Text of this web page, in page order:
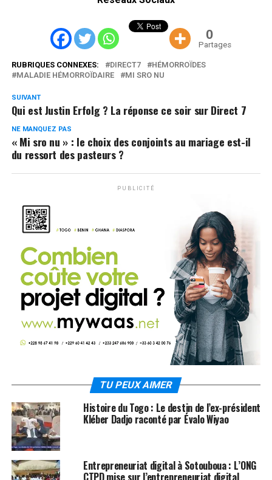
0
Partages
RUBRIQUES CONNEXES: DIRECT7
HÉMORROÏDES
MALADIE HÉMORROÏDAIRE
MI SRO NU
SUIVANT
Qui est Justin Erfolg ? La réponse ce soir sur Direct 7
NE MANQUEZ PAS
« Mi sro nu » : le choix des conjoints au mariage est-il
du ressort des pasteurs ?
PUBLICITÉ
TU PEUX AIMER
Histoire du Togo : Le destin de l’ex-président
Kléber Dadjo raconté par Évalo Wiyao
Entrepreneuriat digital à Sotouboua : L’ONG
CTPD mise sur l’entrepreneuriat digital